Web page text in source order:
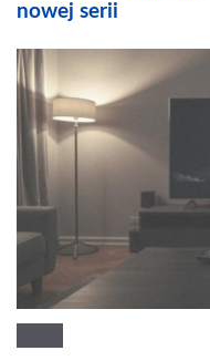
nowej serii